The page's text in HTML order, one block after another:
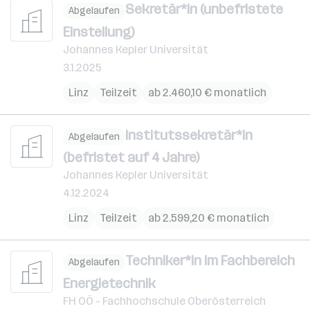
Abgelaufen Sekretär*in (unbefristete
Einstellung)
Johannes Kepler Universität
3.1.2025
Linz
Teilzeit ab 2.460,10 € monatlich
Abgelaufen Institutssekretär*in
(befristet auf 4 Jahre)
Johannes Kepler Universität
4.12.2024
Linz
Teilzeit ab 2.599,20 € monatlich
Abgelaufen Techniker*in im Fachbereich
Energietechnik
FH OÖ - Fachhochschule Oberösterreich